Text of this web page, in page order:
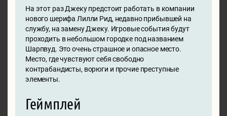
На этот раз Джеку предстоит работать в компании
нового шерифа Лилли Рид, недавно прибывшей на
службу, на замену Джеку. Игровые события будут
проходить в небольшом городке под названием
Шарпвуд. Это очень страшное и опасное место.
Место, где чувствуют себя свободно
контрабандисты, ворюги и прочие преступные
элементы.
Геймплей